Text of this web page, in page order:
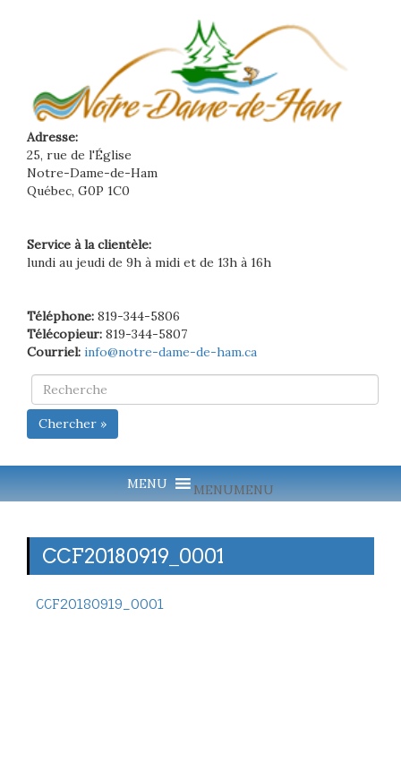
Adresse:
25, rue de l'Église
Notre-Dame-de-Ham
Québec, G0P 1C0
Service à la clientèle:
lundi au jeudi de 9h à midi et de 13h à 16h
Téléphone: 819-344-5806
Télécopieur: 819-344-5807
Courriel: info@notre-dame-de-ham.ca
Chercher »
MENUMENU
CCF20180919_0001
CCF20180919_0001